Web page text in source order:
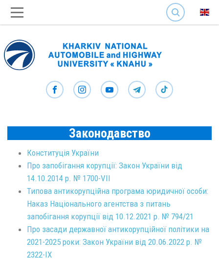
SEARCH
Законодавство
Конституція України
Про запобігання корупції: Закон України від
14.10.2014 р. № 1700-VII
Типова антикорупційна програма юридичної особи:
Наказ Національного агентства з питань
запобігання корупції від 10.12.2021 р. № 794/21
Про засади державної антикорупційної політики на
2021-2025 роки: Закон України від 20.06.2022 р. №
2322-ІХ